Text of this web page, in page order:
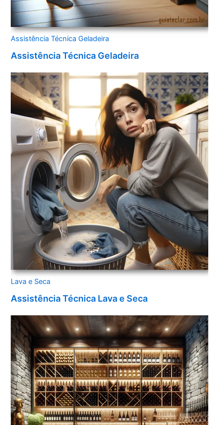
Assistência Técnica Geladeira
Assistência Técnica Geladeira
Lava e Seca
Assistência Técnica Lava e Seca